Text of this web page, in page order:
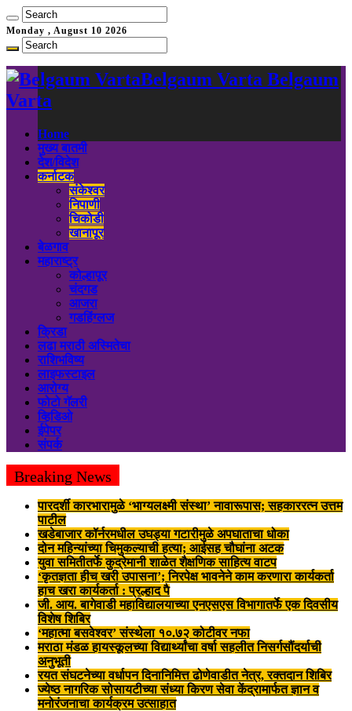
Monday , August 10 2026
Belgaum Varta Belgaum
Varta
Home
मुख्य बातमी
देश/विदेश
कर्नाटक
संकेश्वर
निपाणी
चिकोडी
खानापूर
बेळगाव
महाराष्ट्र
कोल्हापूर
चंदगड
आजरा
गडहिंग्लज
क्रिडा
लढा मराठी अस्मितेचा
राशिभविष्य
लाइफस्टाइल
आरोग्य
फोटो गॅलरी
व्हिडिओ
ईपेपर
संपर्क
Breaking News
पारदर्शी कारभारामुळे ‘भाग्यलक्ष्मी संस्था’ नावारूपास; सहकाररत्न उत्तम
पाटील
खडेबाजार कॉर्नरमधील उघड्या गटारीमुळे अपघाताचा धोका
दोन महिन्यांच्या चिमुकल्याची हत्या; आईसह चौघांना अटक
युवा समितीतर्फे कुद्रेमानी शाळेत शैक्षणिक साहित्य वाटप
‘कृतज्ञता हीच खरी उपासना’; निरपेक्ष भावनेने काम करणारा कार्यकर्ता
हाच खरा कार्यकर्ता : प्रल्हाद पै
जी. आय. बागेवाडी महाविद्यालयाच्या एनएसएस विभागातर्फे एक दिवसीय
विशेष शिबिर
‘महात्मा बसवेश्वर’ संस्थेला १०.७२ कोटीवर नफा
मराठा मंडळ हायस्कूलच्या विद्यार्थ्यांचा वर्षा सहलीत निसर्गसौंदर्याची
अनुभूती
रयत संघटनेच्या वर्धापन दिनानिमित्त ढोणेवाडीत नेत्र, रक्तदान शिबिर
ज्येष्ठ नागरिक सोसायटीच्या संध्या किरण सेवा केंद्रामार्फत ज्ञान व
मनोरंजनाचा कार्यक्रम उत्साहात